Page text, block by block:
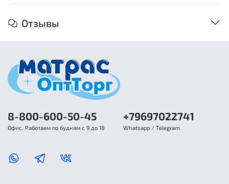
Отзывы
8-800-600-50-45
Офис. Работаем по будням с 9 до 18
+79697022741
Whatsapp / Telegram